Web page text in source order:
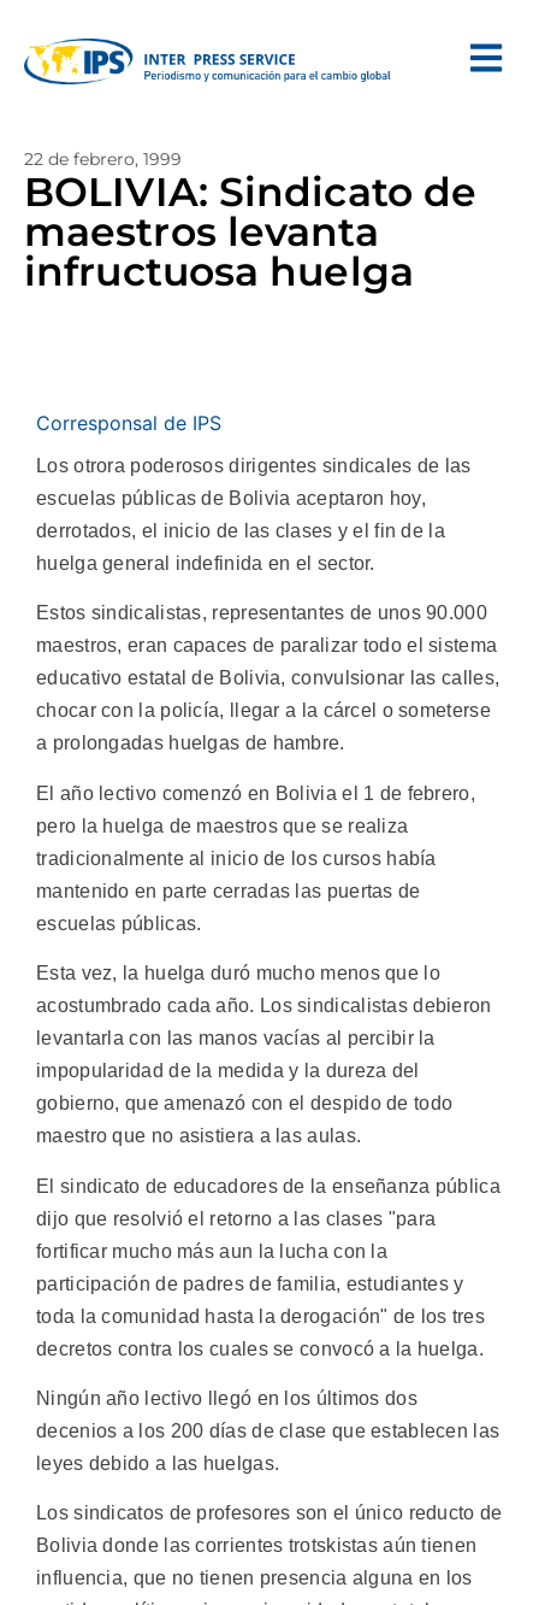
22 de febrero, 1999
BOLIVIA: Sindicato de
maestros levanta
infructuosa huelga
Corresponsal de IPS
Los otrora poderosos dirigentes sindicales de las
escuelas públicas de Bolivia aceptaron hoy,
derrotados, el inicio de las clases y el fin de la
huelga general indefinida en el sector.
Estos sindicalistas, representantes de unos 90.000
maestros, eran capaces de paralizar todo el sistema
educativo estatal de Bolivia, convulsionar las calles,
chocar con la policía, llegar a la cárcel o someterse
a prolongadas huelgas de hambre.
El año lectivo comenzó en Bolivia el 1 de febrero,
pero la huelga de maestros que se realiza
tradicionalmente al inicio de los cursos había
mantenido en parte cerradas las puertas de
escuelas públicas.
Esta vez, la huelga duró mucho menos que lo
acostumbrado cada año. Los sindicalistas debieron
levantarla con las manos vacías al percibir la
impopularidad de la medida y la dureza del
gobierno, que amenazó con el despido de todo
maestro que no asistiera a las aulas.
El sindicato de educadores de la enseñanza pública
dijo que resolvió el retorno a las clases "para
fortificar mucho más aun la lucha con la
participación de padres de familia, estudiantes y
toda la comunidad hasta la derogación" de los tres
decretos contra los cuales se convocó a la huelga.
Ningún año lectivo llegó en los últimos dos
decenios a los 200 días de clase que establecen las
leyes debido a las huelgas.
Los sindicatos de profesores son el único reducto de
Bolivia donde las corrientes trotskistas aún tienen
influencia, que no tienen presencia alguna en los